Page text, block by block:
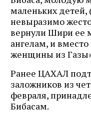
маленьких
невыразимо
вернули Шири ее
ангелам, и вместо
женщины из
Ранее ЦАХАЛ
заложников из
февраля,
Бибасам.